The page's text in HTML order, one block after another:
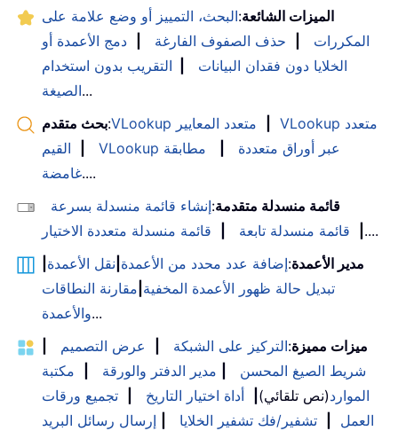
الميزات الشائعة:البحث، التمييز أو وضع علامة على
المكررات
حذف الصفوف الفارغة
دمج الأعمدة أو
الخلايا دون فقدان البيانات
التقريب بدون استخدام
الصيغة...
بحث متقدم: VLookup متعدد المعايير
VLookup متعدد
القيم
VLookup عبر أوراق متعددة
مطابقة
غامضة....
قائمة منسدلة متقدمة:إنشاء قائمة منسدلة بسرعة
قائمة منسدلة تابعة قائمة منسدلة متعددة الاختيار
....
مدير الأعمدة:إضافة عدد محدد من الأعمدة نقل الأعمدة
تبديل حالة ظهور الأعمدة المخفية مقارنة النطاقات
والأعمدة...
ميزات مميزة:التركيز على الشبكة عرض التصميم
شريط الصيغ المحسن
مدير الدفتر والورقة
مكتبة
الموارد(نص تلقائي) أداة اختيار التاريخ
تجميع ورقات
العمل
تشفير/فك تشفير الخلايا
إرسال رسائل البريد